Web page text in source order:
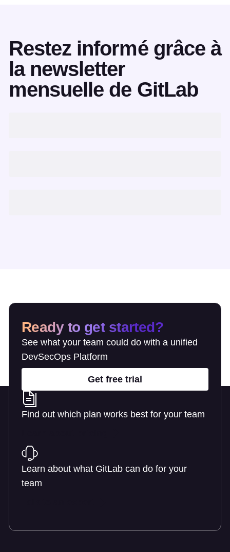
Restez informé grâce à
la newsletter
mensuelle de GitLab
Ready to get started?
See what your team could do with a unified
DevSecOps Platform
Get free trial
Find out which plan works best for your team
Learn about what GitLab can do for your
team